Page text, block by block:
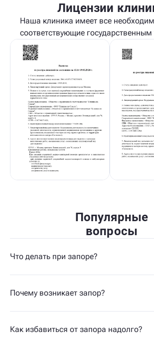
Лицензии
Наша клиника имеет все
соответствующие
Популярные
вопросы
Что делать при запоре?
Почему возникает запор?
Как избавиться от запора надолго?